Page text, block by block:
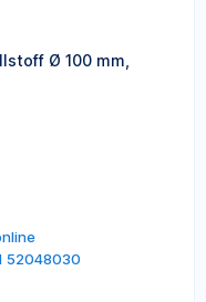
Ø 100 mm,
52048030